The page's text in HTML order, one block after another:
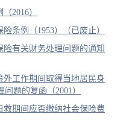
2016）
条例（1953）（已废止）
险有关财务处理问题的通知
外工作期间取得当地居民身
题的复函（2001）
救期间应否缴纳社会保险费